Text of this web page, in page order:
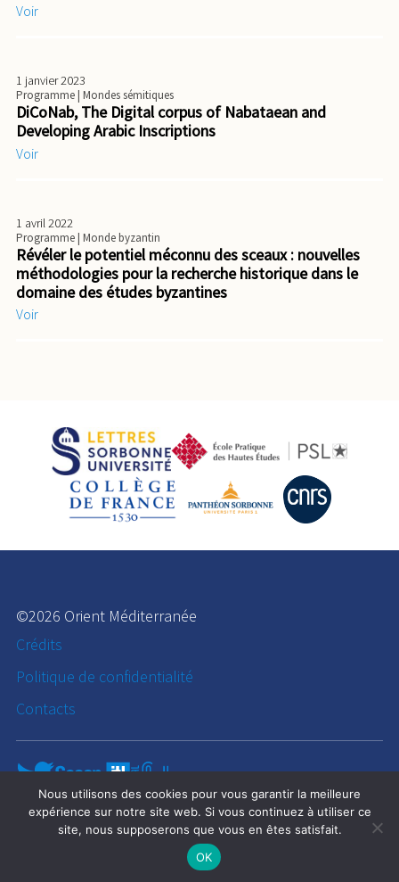
Voir
1 janvier 2023
Programme| Mondes sémitiques
DiCoNab, The Digital corpus of Nabataean and
Developing Arabic Inscriptions
Voir
1 avril 2022
Programme| Monde byzantin
Révéler le potentiel méconnu des sceaux : nouvelles
méthodologies pour la recherche historique dans le
domaine des études byzantines
Voir
©2026 Orient Méditerranée
Crédits
Politique de confidentialité
Contacts
Nous utilisons des cookies pour vous garantir la meilleure
expérience sur notre site web. Si vous continuez à utiliser ce
site, nous supposerons que vous en êtes satisfait.
OK